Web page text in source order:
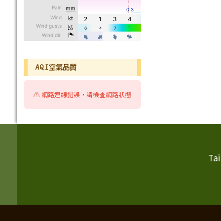
AQI空氣品質
⚠️ 網路連線錯誤，請檢查網路狀態